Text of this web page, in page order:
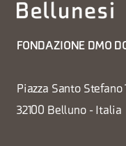
FONDAZIONE DMO
Piazza Santo Stefano
32100 Belluno - Italia